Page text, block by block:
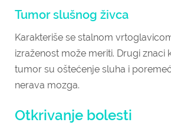
Tumor slušnog živca
Karakteriše se stalnom
izraženost može meriti. Drugi znaci
tumor su oštećenje sluha i
nerava mozga.
Otkrivanje